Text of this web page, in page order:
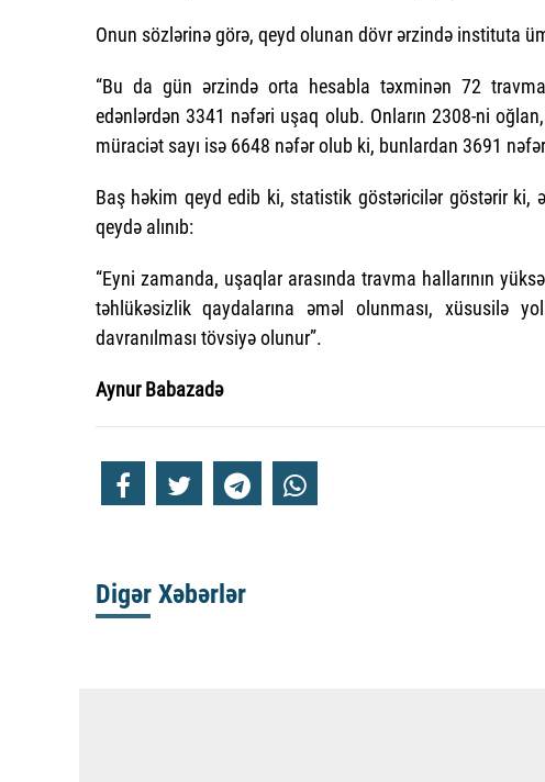
Onun sözlərinə görə, qeyd olunan dövr ərzində instituta
“Bu da gün ərzində orta hesabla təxminən 72
edənlərdən 3341 nəfəri uşaq olub. Onların 2308-ni
müraciət sayı isə 6648 nəfər olub ki, bunlardan 3691
Baş həkim qeyd edib ki, statistik göstəricilər göstərir ki,
qeydə alınıb:
“Eyni zamanda, uşaqlar arasında travma hallarının
təhlükəsizlik qaydalarına əməl olunması, xüsusilə
davranılması tövsiyə olunur”.
Aynur Babazadə
Digər Xəbərlər